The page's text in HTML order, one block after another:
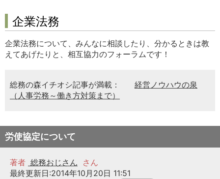
企業法務
企業法務について、みんなに相談したり、分かるときは教
えてあげたりと、相互協力のフォーラムです！
総務の森イチオシ記事が満載：
経営ノウハウの泉
（人事労務～働き方対策まで）
労使協定について
著者 総務おじさん
さん
最終更新日:2014年10月20日 11:51